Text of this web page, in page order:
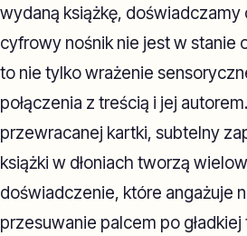
wydaną książkę,
cyfrowy nośnik nie jest w stanie
to nie tylko wrażenie
połączenia z treścią i jej
przewracanej kartki, subtelny
książki w dłoniach tworzą
doświadczenie, które angażuje
przesuwanie palcem po